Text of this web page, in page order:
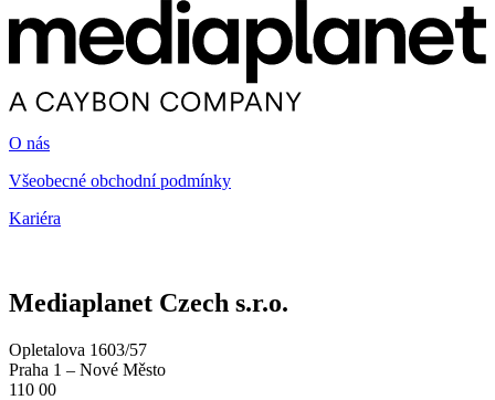
O nás
Všeobecné obchodní podmínky
Kariéra
Mediaplanet Czech s.r.o.
Opletalova 1603/57
Praha 1 – Nové Město
110 00